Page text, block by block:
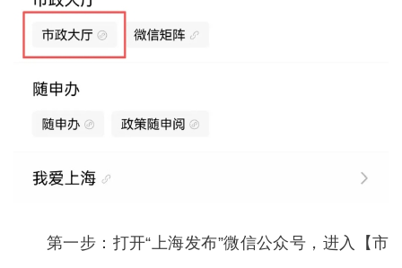
第一步：打开“上海发布”微信公众号，进入【市